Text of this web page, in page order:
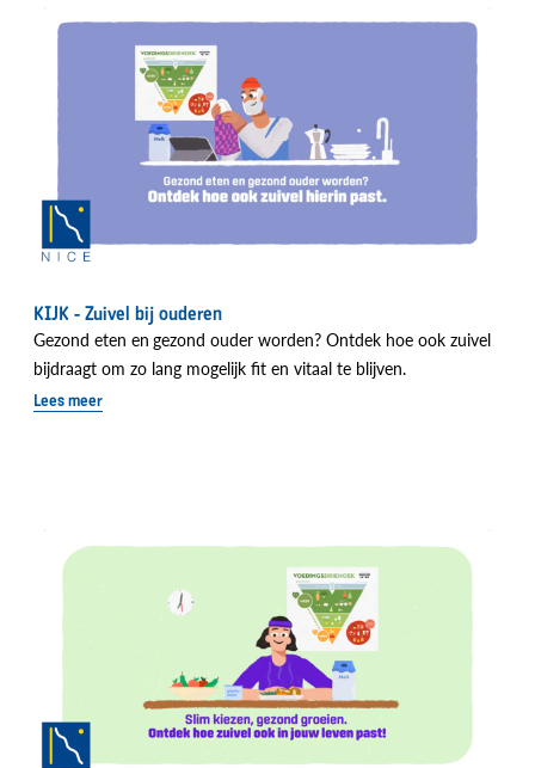
KIJK - Zuivel bij ouderen
Gezond eten en gezond ouder worden? Ontdek hoe ook zuivel
bijdraagt om zo lang mogelijk fit en vitaal te blijven.
Lees meer